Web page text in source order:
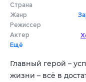
Страна
Жанр
Режиссер
Актер
Ещё
Главный герой –
жизни – всё в